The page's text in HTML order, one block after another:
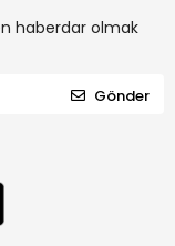
haberdar olmak
Gönder